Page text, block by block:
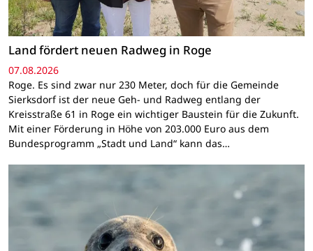
Land fördert neuen Radweg in Roge
07.08.2026
Roge. Es sind zwar nur 230 Meter, doch für die Gemeinde
Sierksdorf ist der neue Geh- und Radweg entlang der
Kreisstraße 61 in Roge ein wichtiger Baustein für die Zukunft.
Mit einer Förderung in Höhe von 203.000 Euro aus dem
Bundesprogramm „Stadt und Land“ kann das…